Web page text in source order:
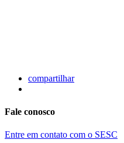
compartilhar
Fale conosco
Entre em contato com o SESC